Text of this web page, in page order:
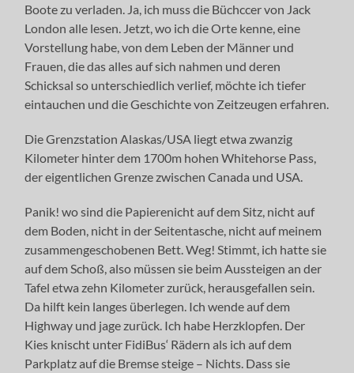
Boote zu verladen. Ja, ich muss die Büchccer von Jack
London alle lesen. Jetzt, wo ich die Orte kenne, eine
Vorstellung habe, von dem Leben der Männer und
Frauen, die das alles auf sich nahmen und deren
Schicksal so unterschiedlich verlief, möchte ich tiefer
eintauchen und die Geschichte von Zeitzeugen erfahren.
Die Grenzstation Alaskas/USA liegt etwa zwanzig
Kilometer hinter dem 1700m hohen Whitehorse Pass,
der eigentlichen Grenze zwischen Canada und USA.
Panik! wo sind die Papierenicht auf dem Sitz, nicht auf
dem Boden, nicht in der Seitentasche, nicht auf meinem
zusammengeschobenen Bett. Weg! Stimmt, ich hatte sie
auf dem Schoß, also müssen sie beim Aussteigen an der
Tafel etwa zehn Kilometer zurück, herausgefallen sein.
Da hilft kein langes überlegen. Ich wende auf dem
Highway und jage zurück. Ich habe Herzklopfen. Der
Kies knischt unter FidiBus‘ Rädern als ich auf dem
Parkplatz auf die Bremse steige – Nichts. Dass sie